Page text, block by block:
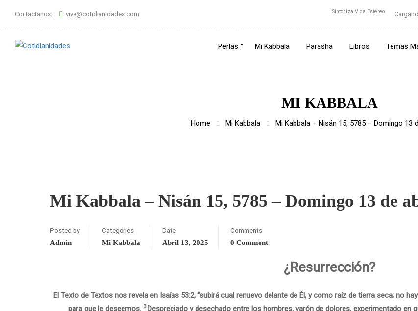
Contactanos: vive@cotidianidades.com Sintoniza Vida Estereo
Perlas Mi Kabbala Parasha Libros Temas
MI KABBALA
Home Mi Kabbala Mi Kabbala – Nisán 15, 5785 – Domingo 13
Mi Kabbala – Nisán 15, 5785 – Domingo 13 de
Posted by
Admin
Categories
Mi Kabbala
Date
Abril 13, 2025
Comments
0 Comment
¿Resurrección?
El Texto de Textos nos revela en Isaías 53:2, “subirá cual renuevo delante de Él, y como raíz de tierra seca; no
para que le deseemos. 3 Despreciado y desechado entre los hombres, varón de dolores, experimentado